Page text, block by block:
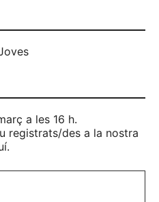
a les 16 h.
registrats/des a la nostra